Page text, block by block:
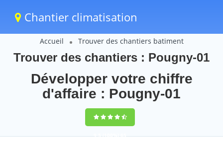
Chantier climatisation
Accueil Trouver des chantiers batiment
Trouver des chantiers : Pougny-01
Développer votre chiffre
d'affaire : Pougny-01
9,5(100%)65